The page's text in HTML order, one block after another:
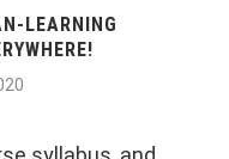
LEARNING